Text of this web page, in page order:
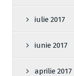
iulie 2017
iunie 2017
aprilie 2017